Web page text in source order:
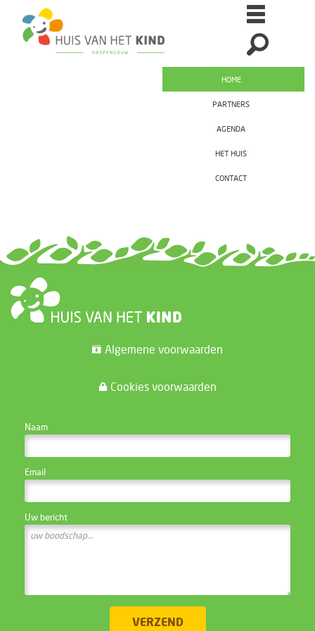
HOME
PARTNERS
AGENDA
HET HUIS
CONTACT
Algemene voorwaarden
Cookies voorwaarden
Naam
Email
Uw bericht
VERZEND